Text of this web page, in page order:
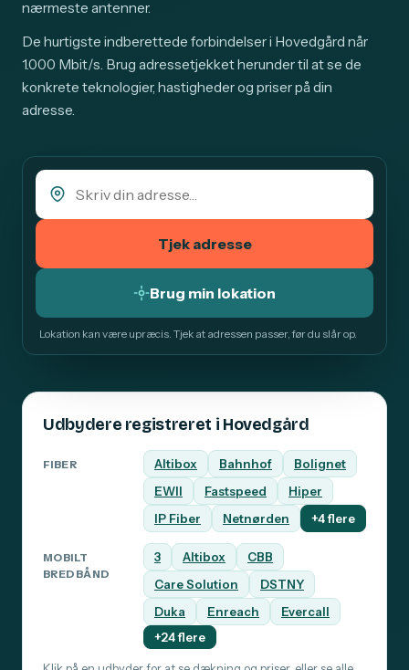
nærmeste antenner.
De hurtigste indberettede forbindelser i Hovedgård når
1.000 Mbit/s. Brug adressetjekket herunder til at se de
konkrete teknologier, hastigheder og priser på din
adresse.
Tjek adresse
Brug min lokation
Lokation kan være upræcis. Tjek at adressen passer, før du slår op.
Udbydere registreret i Hovedgård
FIBER Altibox Bahnhof
Bolignet
EWII
Fastspeed
Hiper
IP Fiber
Netnørden +4 flere
MOBILT
BREDBÅND
3 Altibox
CBB
Care Solution
DSTNY
Duka
Enreach
Evercall
+24 flere